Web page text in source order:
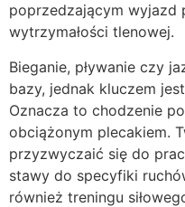
poprzedzającym wyjazd
wytrzymałości tlenowej.
Bieganie, pływanie czy
bazy, jednak kluczem
Oznacza to chodzenie
obciążonym plecakiem.
przyzwyczaić się do
stawy do specyfiki
również treningu